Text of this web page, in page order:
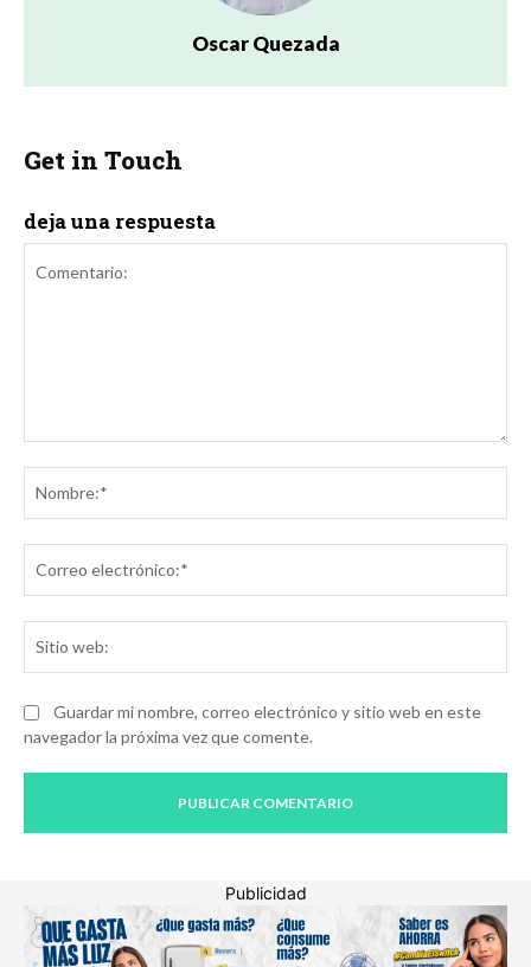
Oscar Quezada
Get in Touch
deja una respuesta
Guardar mi nombre, correo electrónico y sitio web en este
navegador la próxima vez que comente.
Publicidad